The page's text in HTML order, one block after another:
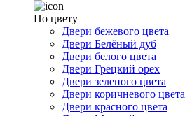
По цвету
Двери бежевого цвета
Двери Белёный дуб
Двери белого цвета
Двери Грецкий орех
Двери зеленого цвета
Двери коричневого цвета
Двери красного цвета